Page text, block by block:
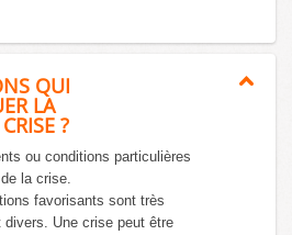
QUI
LA
?
ou conditions particulières
la crise.
favorisants sont très
Une crise peut être